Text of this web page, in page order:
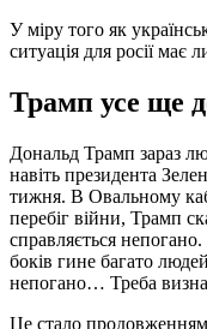
У міру того як
ситуація для росії має
Трамп усе ще
Дональд Трамп зараз
навіть президента
тижня. В Овальному
перебіг війни, Трамп
справляється
боків гине багато
непогано… Треба
Це стало продовженням